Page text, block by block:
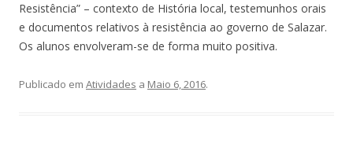
Resistência” – contexto de História local, testemunhos orais
e documentos relativos à resistência ao governo de Salazar.
Os alunos envolveram-se de forma muito positiva.
Publicado em Atividades a Maio 6, 2016.